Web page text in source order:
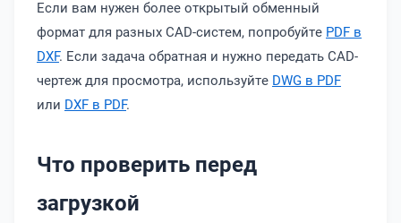
Если вам нужен более открытый обменный
формат для разных CAD-систем, попробуйте PDF в
DXF. Если задача обратная и нужно передать CAD-
чертеж для просмотра, используйте DWG в PDF
или DXF в PDF.
Что проверить перед
загрузкой